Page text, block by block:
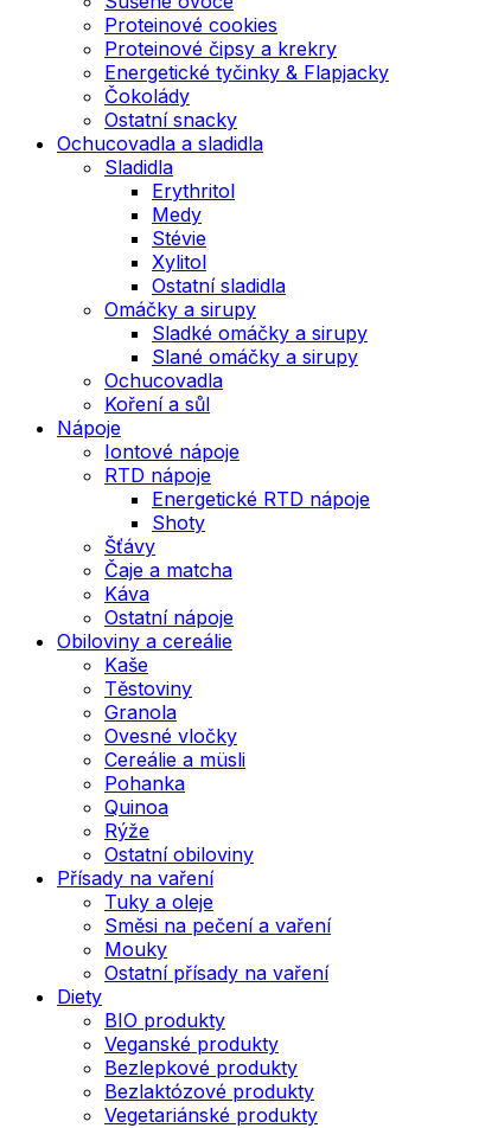
Proteinové cookies
Proteinové čipsy a krekry
Energetické tyčinky & Flapjacky
Čokolády
Ostatní snacky
Ochucovadla a sladidla
Sladidla
Erythritol
Medy
Stévie
Xylitol
Ostatní sladidla
Omáčky a sirupy
Sladké omáčky a sirupy
Slané omáčky a sirupy
Ochucovadla
Koření a sůl
Nápoje
Iontové nápoje
RTD nápoje
Energetické RTD nápoje
Shoty
Šťávy
Čaje a matcha
Káva
Ostatní nápoje
Obiloviny a cereálie
Kaše
Těstoviny
Granola
Ovesné vločky
Cereálie a müsli
Pohanka
Quinoa
Rýže
Ostatní obiloviny
Přísady na vaření
Tuky a oleje
Směsi na pečení a vaření
Mouky
Ostatní přísady na vaření
Diety
BIO produkty
Veganské produkty
Bezlepkové produkty
Bezlaktózové produkty
Vegetariánské produkty